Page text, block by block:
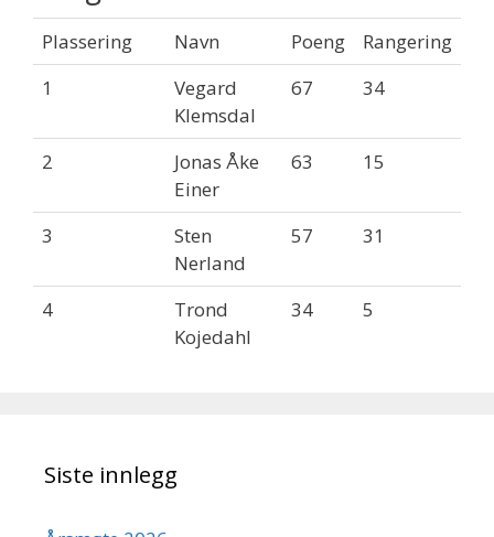
Plassering Navn Poeng
Rangering
1
Vegard
Klemsdal
67 34
2
Jonas Åke
Einer
63 15
3
Sten
Nerland
57 31
4
Trond
Kojedahl
34 5
Siste innlegg